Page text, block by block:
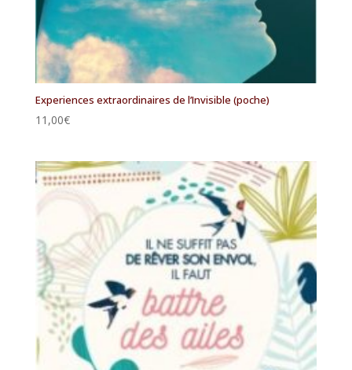
Experiences extraordinaires de l’Invisible (poche)
11,00€